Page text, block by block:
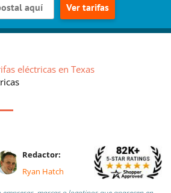
Ver tarifas
eléctricas en Texas
Redactor:
Ryan Hatch